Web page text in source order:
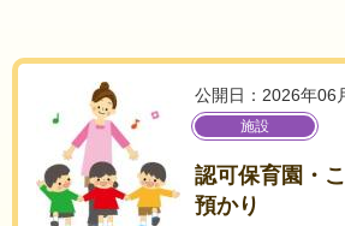
公開日：2026年06
施設
認可保育園・
預かり